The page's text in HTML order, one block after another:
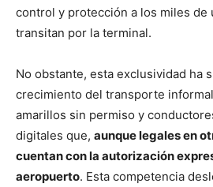
control y protección a los miles de
transitan por la terminal.
No obstante, esta exclusividad ha
crecimiento del transporte
amarillos sin permiso y
digitales que, aunque legales en
cuentan con la autorización
aeropuerto. Esta competencia